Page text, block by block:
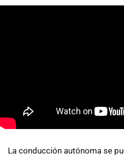
La conducción autónoma se